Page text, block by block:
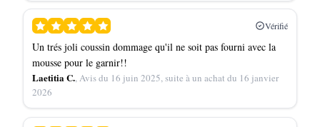
Vérifié
Un trés joli coussin dommage qu'il ne soit pas fourni avec la
mousse pour le garnir!!
Laetitia C., Avis du 16 juin 2025, suite à un achat du 16 janvier
2026